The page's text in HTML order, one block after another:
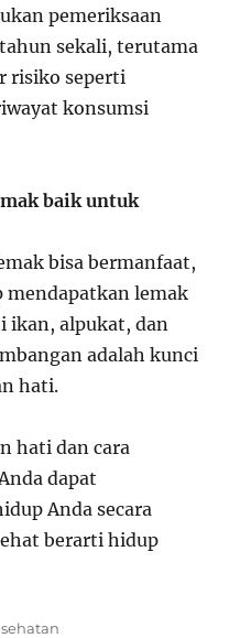
pemeriksaan
sekali, terutama
risiko seperti
konsumsi
baik untuk
bisa bermanfaat,
lemak
ikan, alpukat, dan
adalah kunci
hati.
hati dan cara
dapat
Anda secara
berarti hidup